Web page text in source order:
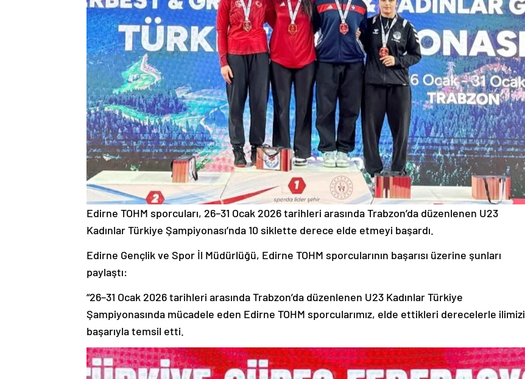
Edirne TOHM sporcuları, 26–31 Ocak 2026 tarihleri arasında Trabzon’da düzenlenen U23
Kadınlar Türkiye Şampiyonası’nda 10 siklette derece elde etmeyi başardı.
Edirne Gençlik ve Spor İl Müdürlüğü, Edirne TOHM sporcularının başarısı üzerine şunları
paylaştı:
“26–31 Ocak 2026 tarihleri arasında Trabzon’da düzenlenen U23 Kadınlar Türkiye
Şampiyonasında mücadele eden Edirne TOHM sporcularımız, elde ettikleri derecelerle ilimizi
başarıyla temsil etti.